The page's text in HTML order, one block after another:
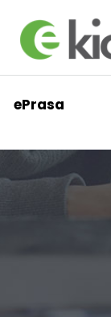
ePrasa